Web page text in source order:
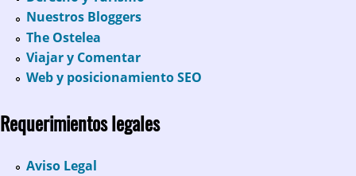
Nuestros Bloggers
The Ostelea
Viajar y Comentar
Web y posicionamiento SEO
Requerimientos legales
Aviso Legal